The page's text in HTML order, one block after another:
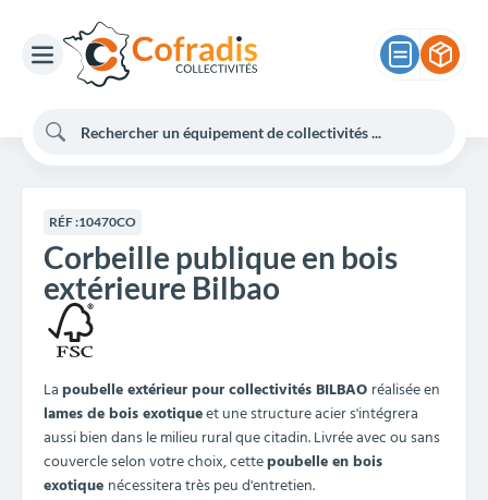
RÉF :10470CO
Corbeille publique en bois
extérieure Bilbao
Lapoubelle extérieur pour collectivités BILBAO réalisée en
lames de bois exotiqueet une structure acier s'intégrera
aussi bien dans le milieu rural que citadin. Livrée avec ou sans
couvercle selon votre choix, cettepoubelle en bois
exotique nécessitera très peu d'entretien.